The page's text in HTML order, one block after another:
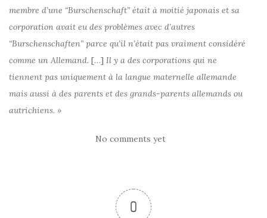
membre d’une “Burschenschaft” était à moitié japonais et sa
corporation avait eu des problèmes avec d’autres
“Burschenschaften” parce qu’il n’était pas vraiment considéré
comme un Allemand. […] Il y a des corporations qui ne
tiennent pas uniquement à la langue maternelle allemande
mais aussi à des parents et des grands-parents allemands ou
autrichiens. »
No comments yet
0